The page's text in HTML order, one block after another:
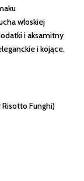
włoskiej
i aksamitny
i kojące.
Funghi)